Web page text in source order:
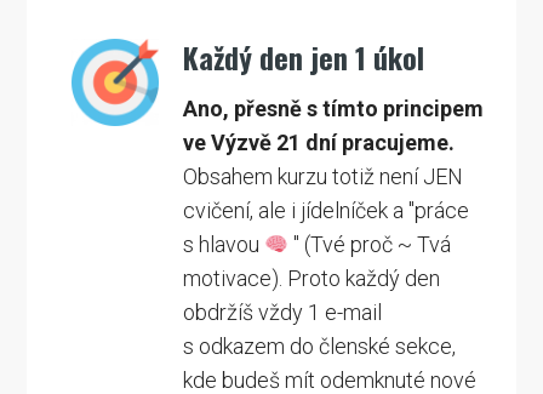
Každý den jen 1 úkol
Ano, přesně s tímto principem
ve Výzvě 21 dní pracujeme.
Obsahem kurzu totiž není JEN
cvičení, ale i jídelníček a "práce
s hlavou
" (Tvé proč ~ Tvá
motivace). Proto každý den
obdržíš vždy 1 e-mail
s odkazem do členské sekce,
kde budeš mít odemknuté nové